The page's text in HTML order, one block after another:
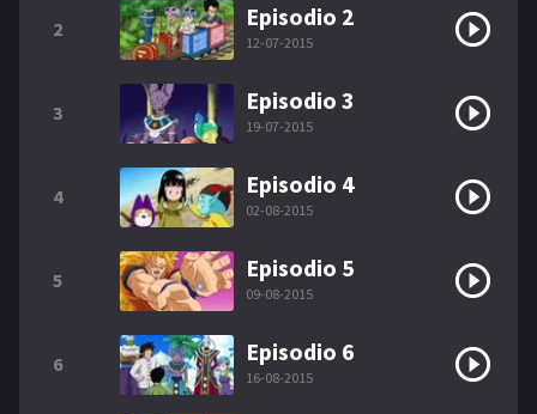
2 Episodio 2
12-07-2015
3 Episodio 3
19-07-2015
4 Episodio 4
02-08-2015
5 Episodio 5
09-08-2015
6 Episodio 6
16-08-2015